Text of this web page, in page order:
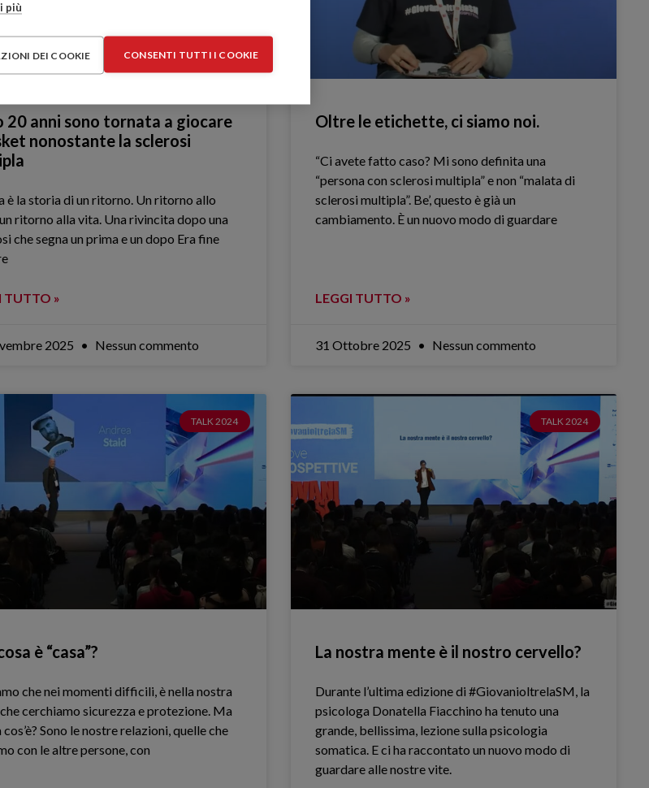
20 anni sono tornata a giocare
nonostante la sclerosi
è la storia di un ritorno. Un ritorno allo
ritorno alla vita. Una rivincita dopo una
che segna un prima e un dopo Era fine
TUTTO »
2025 Nessun commento
Oltre le etichette, ci siamo noi.
“Ci avete fatto caso? Mi sono definita una
“persona con sclerosi multipla” e non “malata di
sclerosi multipla”. Be’, questo è già un
cambiamento. È un nuovo modo di guardare
LEGGI TUTTO »
31 Ottobre 2025 Nessun commento
TALK 2024
è “casa”?
che nei momenti difficili, è nella nostra
che cerchiamo sicurezza e protezione. Ma
cos’è? Sono le nostre relazioni, quelle che
con le altre persone, con
TALK 2024
La nostra mente è il nostro cervello?
Durante l’ultima edizione di #GiovanioltrelaSM, la
psicologa Donatella Fiacchino ha tenuto una
grande, bellissima, lezione sulla psicologia
somatica. E ci ha raccontato un nuovo modo di
guardare alle nostre vite.
più
DEI COOKIE CONSENTI TUTTI I COOKIE